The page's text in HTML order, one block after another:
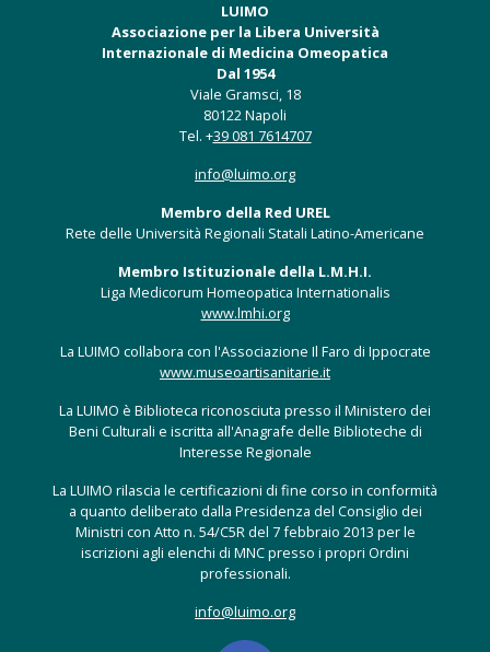
LUIMO
Associazione per la Libera Università
Internazionale di Medicina Omeopatica
Dal 1954
Viale Gramsci, 18
80122 Napoli
Tel. +39 081 7614707
info@luimo.org
Membro della Red UREL
Rete delle Università Regionali Statali Latino-Americane
Membro Istituzionale della L.M.H.I.
Liga Medicorum Homeopatica Internationalis
www.lmhi.org
La LUIMO collabora con l'Associazione Il Faro di Ippocrate
www.museoartisanitarie.it
La LUIMO è Biblioteca riconosciuta presso il Ministero dei
Beni Culturali e iscritta all'Anagrafe delle Biblioteche di
Interesse Regionale
La LUIMO rilascia le certificazioni di fine corso in conformità
a quanto deliberato dalla Presidenza del Consiglio dei
Ministri con Atto n. 54/C5R del 7 febbraio 2013 per le
iscrizioni agli elenchi di MNC presso i propri Ordini
professionali.
info@luimo.org